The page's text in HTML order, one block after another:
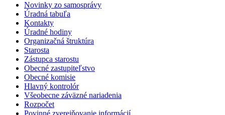
Novinky zo samosprávy
Úradná tabuľa
Kontakty
Úradné hodiny
Organizačná štruktúra
Starosta
Zástupca starostu
Obecné zastupiteľstvo
Obecné komisie
Hlavný kontrolór
Všeobecne záväzné nariadenia
Rozpočet